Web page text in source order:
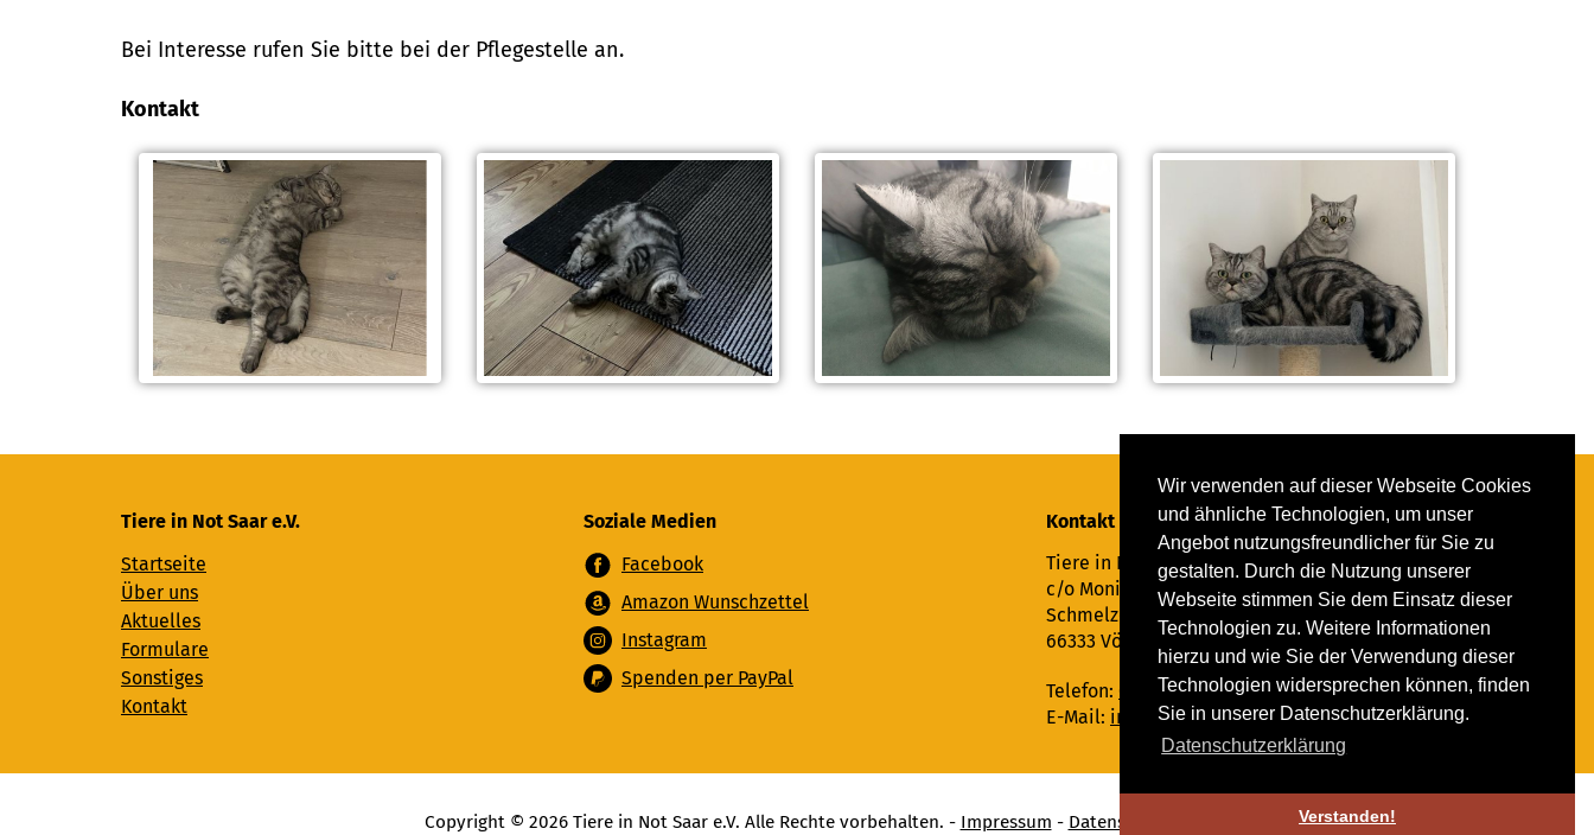
Wir verwenden auf dieser Webseite Cookies
und ähnliche Technologien, um unser
Angebot nutzungsfreundlicher für Sie zu
gestalten. Durch die Nutzung unserer
Webseite stimmen Sie dem Einsatz dieser
Technologien zu. Weitere Informationen
hierzu und wie Sie der Verwendung dieser
Technologien widersprechen können, finden
Sie in unserer Datenschutzerklärung.
Datenschutzerklärung
Verstanden!
Bei Interesse rufen Sie bitte bei der Pflegestelle an.
Kontakt
Tiere in Not Saar e.V.
Startseite
Über uns
Aktuelles
Formulare
Sonstiges
Kontakt
Soziale Medien
Facebook
Amazon Wunschzettel
Instagram
Spenden per PayPal
Kontakt
Tiere in Not Saar e.V.
c/o Monika Ewen
Schmelzer Straße 22
66333 Völklingen
Telefon: 06898 294862
E-Mail: info@tiere-in-not-saar.de
Copyright © 2026 Tiere in Not Saar e.V. Alle Rechte vorbehalten. - Impressum - Datenschutz